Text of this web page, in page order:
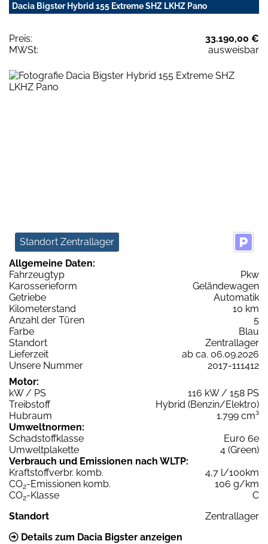
Dacia Bigster Hybrid 155 Extreme SHZ LKHZ Pano
Preis:
33.190,00 €
MWSt:
ausweisbar
Standort Zentrallager
Allgemeine Daten:
Fahrzeugtyp
Pkw
Karosserieform
Geländewagen
Getriebe
Automatik
Kilometerstand
10 km
Anzahl der Türen
5
Farbe
Blau
Standort
Zentrallager
Lieferzeit
ab ca. 06.09.2026
Unsere Nummer
2017-111412
Motor:
kW / PS
116 kW / 158 PS
Treibstoff
Hybrid (Benzin/Elektro)
Hubraum
1.799 cm³
Umweltnormen:
Schadstoffklasse
Euro 6e
Umweltplakette
4 (Green)
Verbrauch und Emissionen nach WLTP:
Kraftstoffverbr. komb.
4,7 l/100km
CO2-Emissionen komb.
106 g/km
CO2-Klasse
C
Standort
Zentrallager
Details zum Dacia Bigster anzeigen